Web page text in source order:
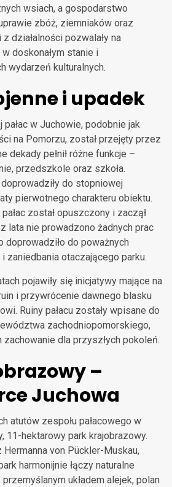
wsiach, a gospodarstwo
zbóż, ziemniaków oraz
działalności pozwalały na
doskonałym stanie i
wydarzeń kulturalnych.
i upadek
w Juchowie, podobnie jak
na Pomorzu, został przejęty przez
dekady pełnił różne funkcje –
przedszkole oraz szkoła.
do stopniowej
pierwotnego charakteru obiektu.
został opuszczony i zaczął
lata nie prowadzono żadnych prac
doprowadziło do poważnych
zaniedbania otaczającego parku.
pojawiły się inicjatywy mające na
i przywrócenie dawnego blasku
Ruiny pałacu zostały wpisane do
zachodniopomorskiego,
zachowanie dla przyszłych pokoleń.
–
Juchowa
atutów zespołu pałacowego w
11-hektarowy park krajobrazowy.
von Pückler-Muskau,
harmonijnie łączy naturalne
układem alejek, polan